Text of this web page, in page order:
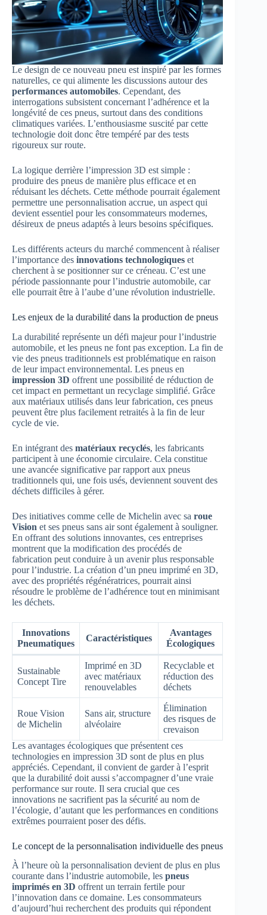
Le design de ce nouveau pneu est inspiré par les formes
naturelles, ce qui alimente les discussions autour des
performances automobiles. Cependant, des
interrogations subsistent concernant l’adhérence et la
longévité de ces pneus, surtout dans des conditions
climatiques variées. L’enthousiasme suscité par cette
technologie doit donc être tempéré par des tests
rigoureux sur route.
La logique derrière l’impression 3D est simple :
produire des pneus de manière plus efficace et en
réduisant les déchets. Cette méthode pourrait également
permettre une personnalisation accrue, un aspect qui
devient essentiel pour les consommateurs modernes,
désireux de pneus adaptés à leurs besoins spécifiques.
Les différents acteurs du marché commencent à réaliser
l’importance des innovations technologiques et
cherchent à se positionner sur ce créneau. C’est une
période passionnante pour l’industrie automobile, car
elle pourrait être à l’aube d’une révolution industrielle.
Les enjeux de la durabilité dans la production de pneus
La durabilité représente un défi majeur pour l’industrie
automobile, et les pneus ne font pas exception. La fin de
vie des pneus traditionnels est problématique en raison
de leur impact environnemental. Les pneus en
impression 3D offrent une possibilité de réduction de
cet impact en permettant un recyclage simplifié. Grâce
aux matériaux utilisés dans leur fabrication, ces pneus
peuvent être plus facilement retraités à la fin de leur
cycle de vie.
En intégrant des matériaux recyclés, les fabricants
participent à une économie circulaire. Cela constitue
une avancée significative par rapport aux pneus
traditionnels qui, une fois usés, deviennent souvent des
déchets difficiles à gérer.
Des initiatives comme celle de Michelin avec sa roue
Vision et ses pneus sans air sont également à souligner.
En offrant des solutions innovantes, ces entreprises
montrent que la modification des procédés de
fabrication peut conduire à un avenir plus responsable
pour l’industrie. La création d’un pneu imprimé en 3D,
avec des propriétés régénératrices, pourrait ainsi
résoudre le problème de l’adhérence tout en minimisant
les déchets.
Innovations
Pneumatiques
Caractéristiques
Avantages
Écologiques
Sustainable
Concept Tire
Imprimé en 3D
avec matériaux
renouvelables
Recyclable et
réduction des
déchets
Roue Vision
de Michelin
Sans air, structure
alvéolaire
Élimination
des risques de
crevaison
Les avantages écologiques que présentent ces
technologies en impression 3D sont de plus en plus
appréciés. Cependant, il convient de garder à l’esprit
que la durabilité doit aussi s’accompagner d’une vraie
performance sur route. Il sera crucial que ces
innovations ne sacrifient pas la sécurité au nom de
l’écologie, d’autant que les performances en conditions
extrêmes pourraient poser des défis.
Le concept de la personnalisation individuelle des pneus
À l’heure où la personnalisation devient de plus en plus
courante dans l’industrie automobile, les pneus
imprimés en 3D offrent un terrain fertile pour
l’innovation dans ce domaine. Les consommateurs
d’aujourd’hui recherchent des produits qui répondent